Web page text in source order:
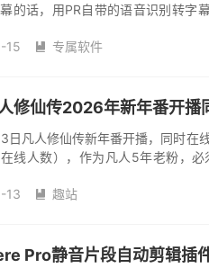
的话，用PR自带的语音识别转字
降低人工...
15  专属软件
修仙传2026年新年番开播
日凡人修仙传新年番开播，同时在
线人数），作为凡人5年老粉，
雾山...
13  趣站
Pro静音片段自动剪辑